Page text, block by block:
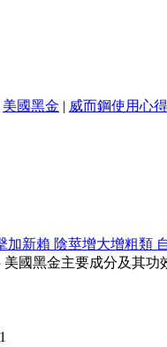
美國黑金 | 威而鋼使用心得
加新賴 陰莖增大增粗類
美國黑金主要成分及其功